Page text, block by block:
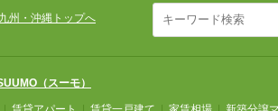
九州・沖縄トップへ
（スーモ）